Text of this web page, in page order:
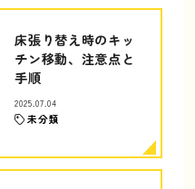
床張り替え時のキッ
チン移動、注意点と
手順
2025.07.04
未分類